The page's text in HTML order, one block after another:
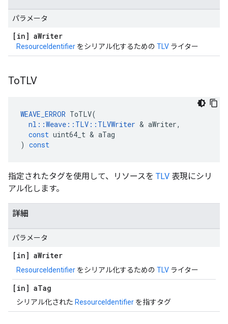
パラメータ
[in] aWriter
ResourceIdentifier をシリアル化するための TLV ライター
ToTLV
WEAVE_ERROR ToTLV(
nl ::Weave :: TLV :: TLVWriter & aWriter,
const uint64_t & aTag
) const
指定されたタグを使用して、リソースを TLV 表現にシリ
アル化します。
詳細
パラメータ
[in] aWriter
ResourceIdentifier をシリアル化するための TLV ライター
[in] aTag
シリアル化された ResourceIdentifier を指すタグ